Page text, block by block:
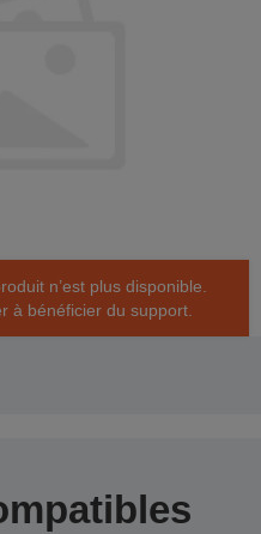
n’est plus disponible.
à bénéficier du support.